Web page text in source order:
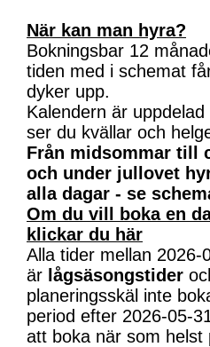
När kan man hyra?
Bokningsbar 12
tiden med i schemat
dyker upp.
Kalendern är
ser du kvällar och
Från midsommar till
och under jullovet
alla dagar - se
Om du vill boka en
klickar du här
Alla tider mellan 2026-
är lågsäsongstider
planeringsskäl inte
period efter 2026-05-
att boka när som helst